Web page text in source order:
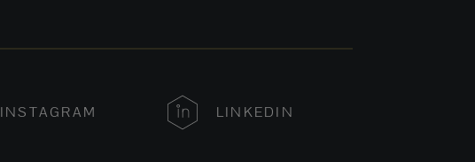
INSTAGRAM LINKEDIN